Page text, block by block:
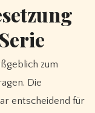
zum
Die
entscheidend für